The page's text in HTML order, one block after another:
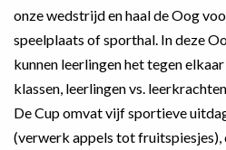
onze wedstrijd en haal de Oog
speelplaats of sporthal. In deze
kunnen leerlingen het tegen
klassen, leerlingen vs.
De Cup omvat vijf sportieve
(verwerk appels tot fruitspiesjes),